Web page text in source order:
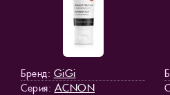
Бренд: GiGi
Серия: ACNON